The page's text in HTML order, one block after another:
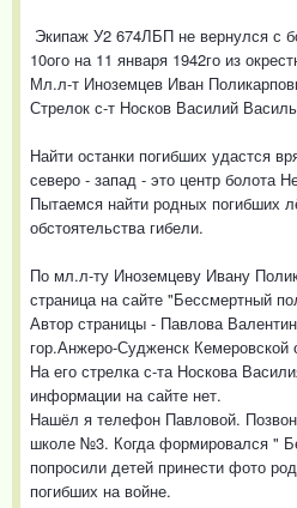
Экипаж У2 674ЛБП не вернулся с
10ого на 11 января 1942го из
Мл.л-т Иноземцев Иван
Стрелок с-т Носков Василий
Найти останки погибших удастся
северо - запад - это центр болота
Пытаемся найти родных погибших
обстоятельства гибели.
По мл.л-ту Иноземцеву Ивану
страница на сайте "Бессмертный
Автор страницы - Павлова
гор.Анжеро-Судженск Кемеровской
На его стрелка с-та Носкова
информации на сайте нет.
Нашёл я телефон Павловой.
школе №3. Когда формировался "
попросили детей принести фото
погибших на войне.